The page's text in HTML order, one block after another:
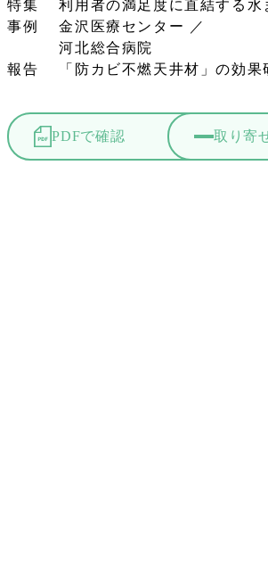
特集 利用者の満足度に直結する水
事例 金沢医療センター ／
河北総合病院
報告 「防カビ不燃天井材」の効果
PDFで確認 取り寄